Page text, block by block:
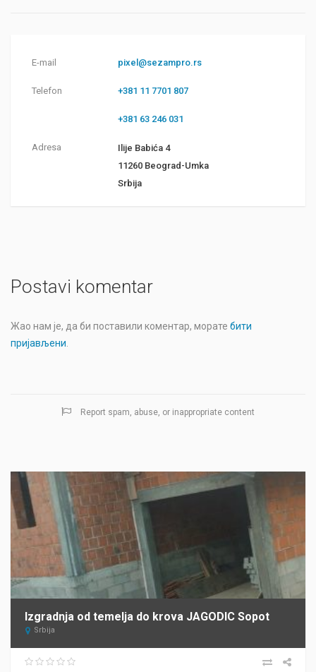
E-mail pixel@sezampro.rs
Telefon +381 11 7701 807
+381 63 246 031
Adresa
Ilije Babića 4
11260 Beograd-Umka
Srbija
Postavi komentar
Жао нам је, да би поставили коментар, морате бити
пријављени
Report spam, abuse, or inappropriate content
Izgradnja od temelja do krova JAGODIC Sopot
Srbija